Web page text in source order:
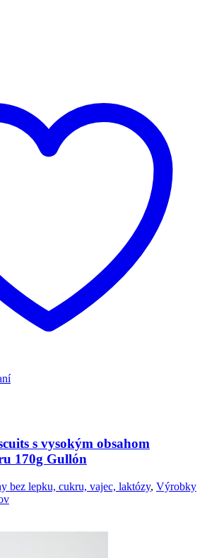
s vysokým obsahom
170g Gullón
bez lepku, cukru, vajec, laktózy, Výrobky